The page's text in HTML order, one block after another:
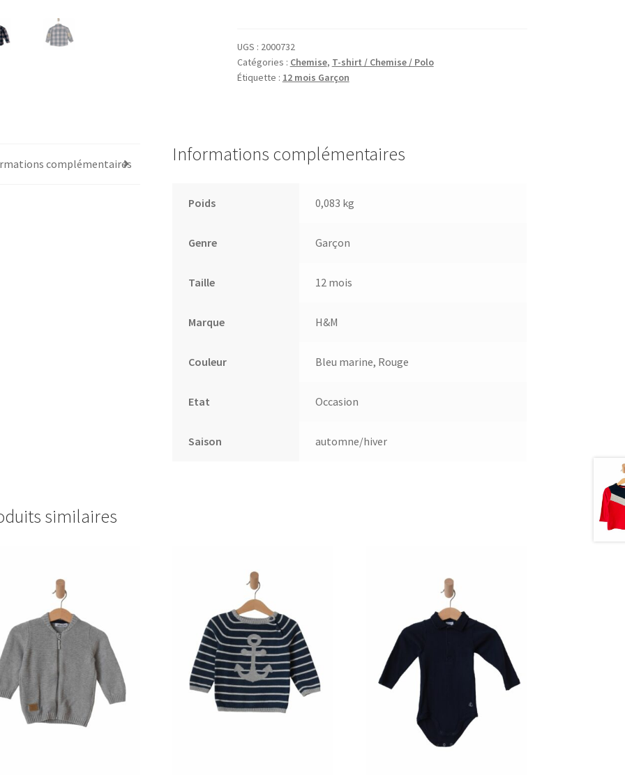
UGS : 2000732
Catégories : Chemise, T-shirt / Chemise / Polo
Étiquette : 12 mois Garçon
complémentaires Informations complémentaires
Poids 0,083 kg
Genre Garçon
Taille 12 mois
Marque H&M
Couleur Bleu marine, Rouge
Etat Occasion
Saison automne/hiver
similaires